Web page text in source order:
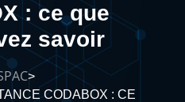
: ce que
savoir
>
CODABOX : CE